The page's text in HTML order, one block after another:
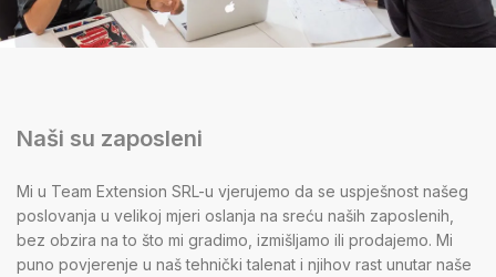
Naši su zaposleni
Mi u Team Extension SRL-u vjerujemo da se uspješnost našeg
poslovanja u velikoj mjeri oslanja na sreću naših zaposlenih,
bez obzira na to što mi gradimo, izmišljamo ili prodajemo. Mi
puno povjerenje u naš tehnički talenat i njihov rast unutar naše